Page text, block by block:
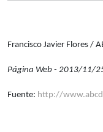
Francisco Javier Flores /
Página Web - 2013/11/
Fuente: http://